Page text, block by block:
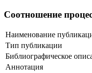
Соотношение
Наименование
Тип публикации
Библиографическое
Аннотация